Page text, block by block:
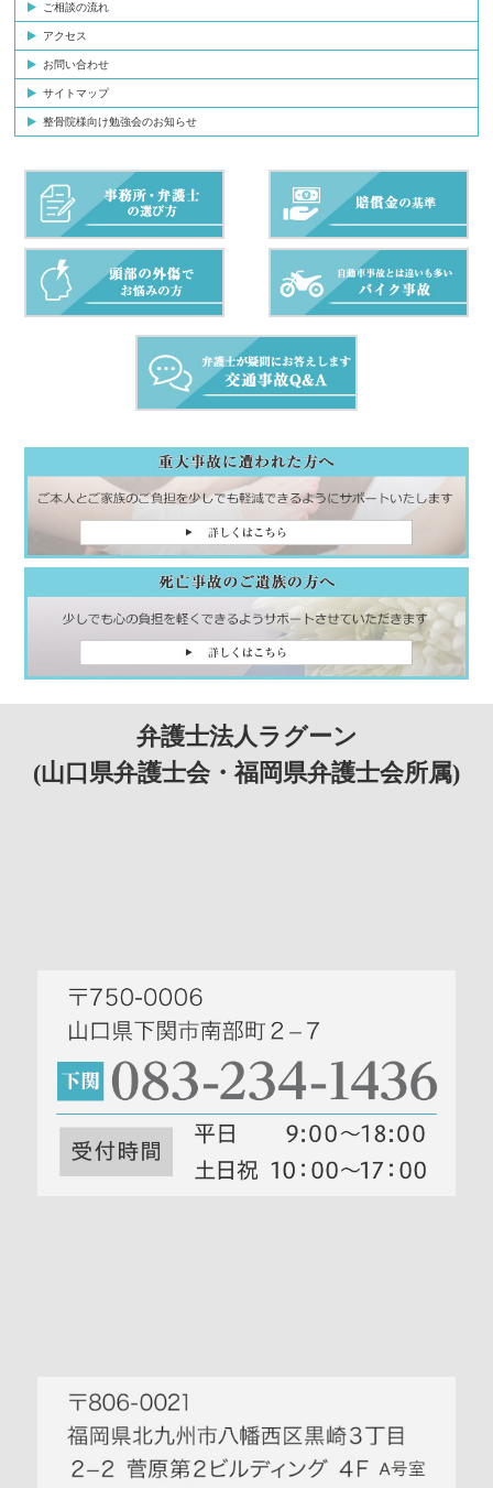
ご相談の流れ
アクセス
お問い合わせ
サイトマップ
整骨院様向け勉強会のお知らせ
弁護士法人ラグーン
(山口県弁護士会・福岡県弁護士会所属)